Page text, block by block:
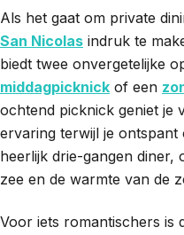
Als het gaat om private
San Nicolas indruk te
biedt twee onvergetelijke
middagpicknick of een
ochtend picknick geniet je
ervaring terwijl je
heerlijk drie-gangen diner,
zee en de warmte van de
Voor iets romantischers is